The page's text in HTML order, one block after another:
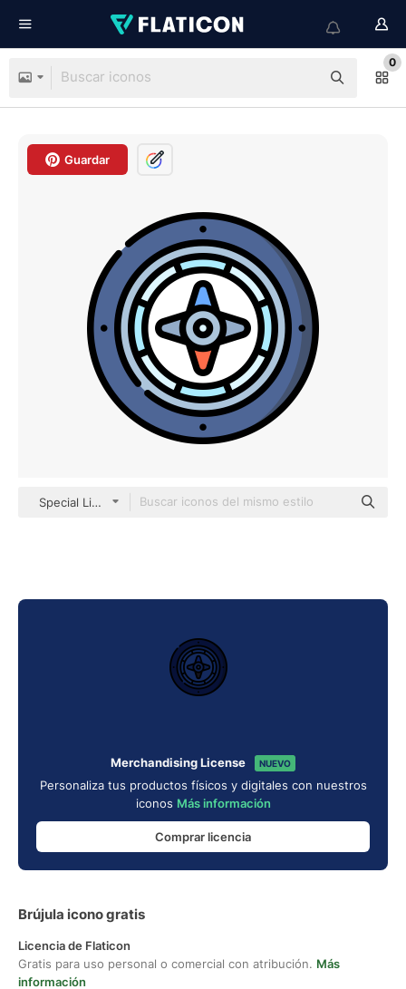
0
Guardar
Special Lineal color
Merchandising License NUEVO
Personaliza tus productos físicos y digitales con nuestros
iconos Más información
Comprar licencia
Brújula icono gratis
Licencia de Flaticon
Gratis para uso personal o comercial con atribución. Más
información